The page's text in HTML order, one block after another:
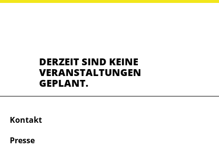
DERZEIT SIND KEINE
VERANSTALTUNGEN
GEPLANT.
Kontakt
Presse